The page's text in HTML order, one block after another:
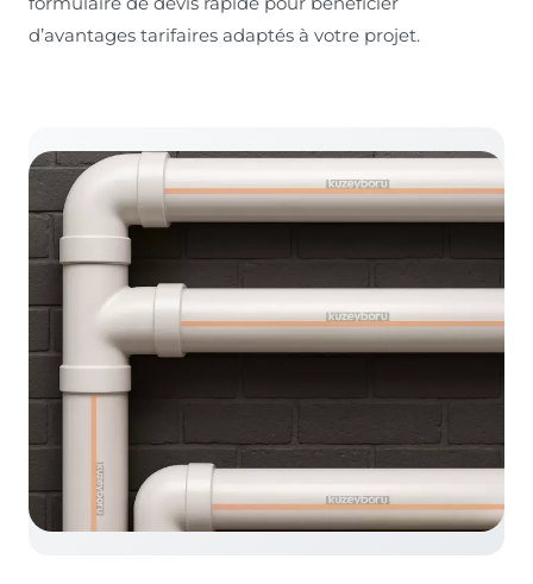
d’avantages tarifaires adaptés à votre projet.